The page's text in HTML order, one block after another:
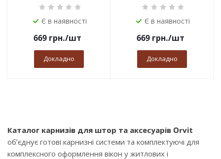
Є в наявності
669грн./шт
Докладно
Є в наявності
669грн./шт
Докладно
Каталог карнизів для штор та аксесуарів Orvit
об’єднує готові карнизні системи та комплектуючі для
комплексного оформлення вікон у житлових і